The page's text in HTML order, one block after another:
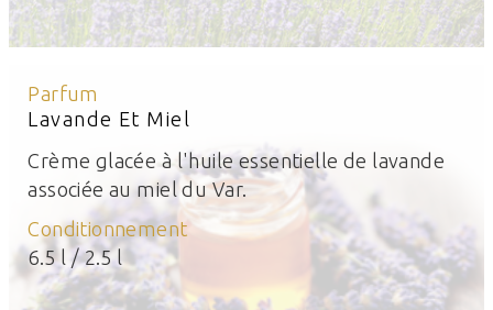
Parfum
Lavande Et Miel
Crème glacée à l'huile essentielle de lavande
associée au miel du Var.
Conditionnement
6.5 l / 2.5 l